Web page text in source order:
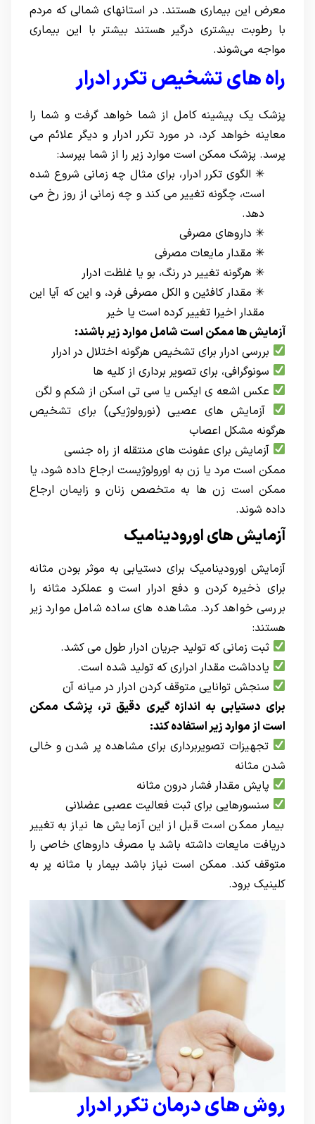
معرض این بیماری هستند. در استانهای شمالی که مردم
با رطوبت بیشتری درگیر هستند بیشتر با این بیماری
مواجه می‌شوند.
راه های تشخیص تکرر ادرار
پزشک یک پیشینه کامل از شما خواهد گرفت و شما را
معاینه خواهد کرد، در مورد تکرر ادرار و دیگر علائم می
پرسد. پزشک ممکن است موارد زیر را از شما بپرسد:
✳ الگوی تکرر ادرار، برای مثال چه زمانی شروع شده
است، چگونه تغییر می کند و چه زمانی از روز رخ می
دهد.
✳ داروهای مصرفی
✳ مقدار مایعات مصرفی
✳ هرگونه تغییر در رنگ، بو یا غلظت ادرار
✳ مقدار کافئین و الکل مصرفی فرد، و این که آیا این
مقدار اخیرا تغییر کرده است یا خیر
آزمایش ها ممکن است شامل موارد زیر باشند:
بررسی ادرار برای تشخیص هرگونه اختلال در ادرار
سونوگرافی، برای تصویر برداری از کلیه ها
عکس اشعه ی ایکس یا سی تی اسکن از شکم و لگن
آزمایش های عصیی (نورولوژیکی) برای تشخیص
هرگونه مشکل اعصاب
آزمایش برای عفونت های منتقله از راه جنسی
ممکن است مرد یا زن به اورولوژیست ارجاع داده شود، یا
ممکن است زن ها به متخصص زنان و زایمان ارجاع
داده شوند.
آزمایش های اورودینامیک
آزمایش اورودینامیک برای دستیابی به موثر بودن مثانه
برای ذخیره کردن و دفع ادرار است و عملکرد مثانه را
بررسی خواهد کرد. مشاهده های ساده شامل موارد زیر
هستند:
ثبت زمانی که تولید جریان ادرار طول می کشد.
یادداشت مقدار ادراری که تولید شده است.
سنجش توانایی متوقف کردن ادرار در میانه آن
برای دستیابی به اندازه گیری دقیق تر، پزشک ممکن
است از موارد زیر استفاده کند:
تجهیزات تصویربرداری برای مشاهده پر شدن و خالی
شدن مثانه
پایش مقدار فشار درون مثانه
سنسورهایی برای ثبت فعالیت عصبی عضلانی
بیمار ممکن است قبل از این آزمایش ها نیاز به تغییر
دریافت مایعات داشته باشد یا مصرف داروهای خاصی را
متوقف کند. ممکن است نیاز باشد بیمار با مثانه پر به
کلینیک برود.
روش های درمان تکرر ادرار